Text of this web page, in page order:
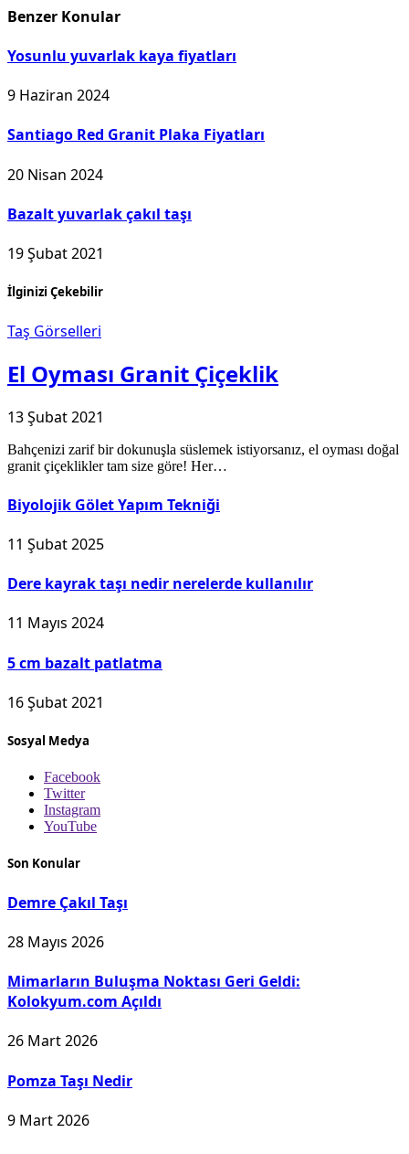
Benzer Konular
Yosunlu yuvarlak kaya fiyatları
9 Haziran 2024
Santiago Red Granit Plaka Fiyatları
20 Nisan 2024
Bazalt yuvarlak çakıl taşı
19 Şubat 2021
İlginizi Çekebilir
Taş Görselleri
El Oyması Granit Çiçeklik
13 Şubat 2021
Bahçenizi zarif bir dokunuşla süslemek istiyorsanız, el oyması doğal
granit çiçeklikler tam size göre! Her…
Biyolojik Gölet Yapım Tekniği
11 Şubat 2025
Dere kayrak taşı nedir nerelerde kullanılır
11 Mayıs 2024
5 cm bazalt patlatma
16 Şubat 2021
Sosyal Medya
Facebook
Twitter
Instagram
YouTube
Son Konular
Demre Çakıl Taşı
28 Mayıs 2026
Mimarların Buluşma Noktası Geri Geldi:
Kolokyum.com Açıldı
26 Mart 2026
Pomza Taşı Nedir
9 Mart 2026